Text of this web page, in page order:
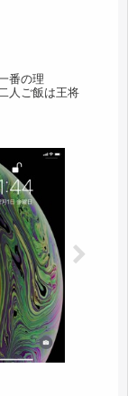
番の理
人ご飯は王将